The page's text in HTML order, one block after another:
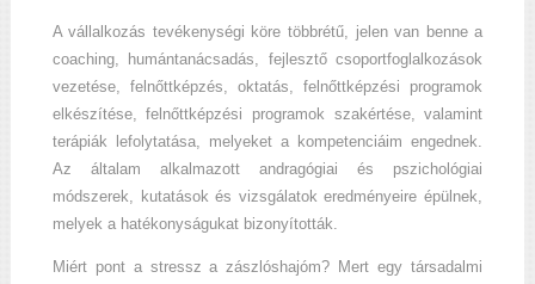
A vállalkozás tevékenységi köre többrétű, jelen van benne a
coaching, humántanácsadás, fejlesztő csoportfoglalkozások
vezetése, felnőttképzés, oktatás, felnőttképzési programok
elkészítése, felnőttképzési programok szakértése, valamint
terápiák lefolytatása, melyeket a kompetenciáim engednek.
Az általam alkalmazott andragógiai és pszichológiai
módszerek, kutatások és vizsgálatok eredményeire épülnek,
melyek a hatékonyságukat bizonyították.
Miért pont a stressz a zászlóshajóm? Mert egy társadalmi